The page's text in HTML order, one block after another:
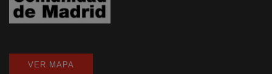
VER MAPA